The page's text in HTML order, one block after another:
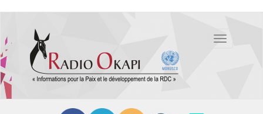
contenu
principal
Toggle